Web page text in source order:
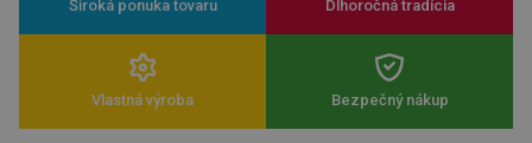
Široká ponuka tovaru Dlhoročná tradícia
Vlastná výroba Bezpečný nákup